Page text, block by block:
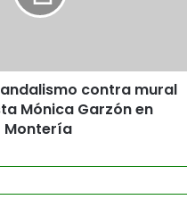
contra mural
Mónica Garzón en
Montería